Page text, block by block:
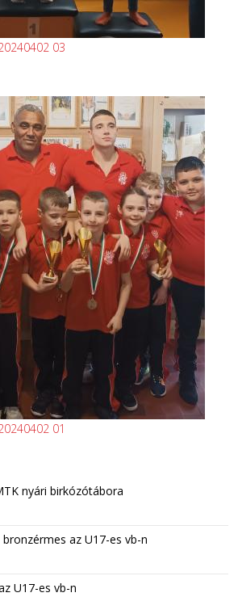
03
01
nyári birkózótábora
az U17-es vb-n
U17-es vb-n